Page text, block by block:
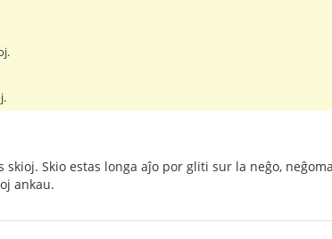
skioj. Skio estas longa aĵo por gliti sur la neĝo,
ankau.